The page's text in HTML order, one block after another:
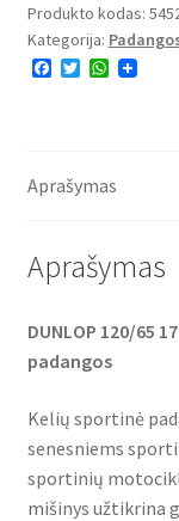
Produkto kodas:
Kategorija:
F
o
T
r
W
p
Aprašymas
Aprašymas
DUNLOP 120/65
padangos
Kelių sportinė
senesniems
sportinių
mišinys užtikrina